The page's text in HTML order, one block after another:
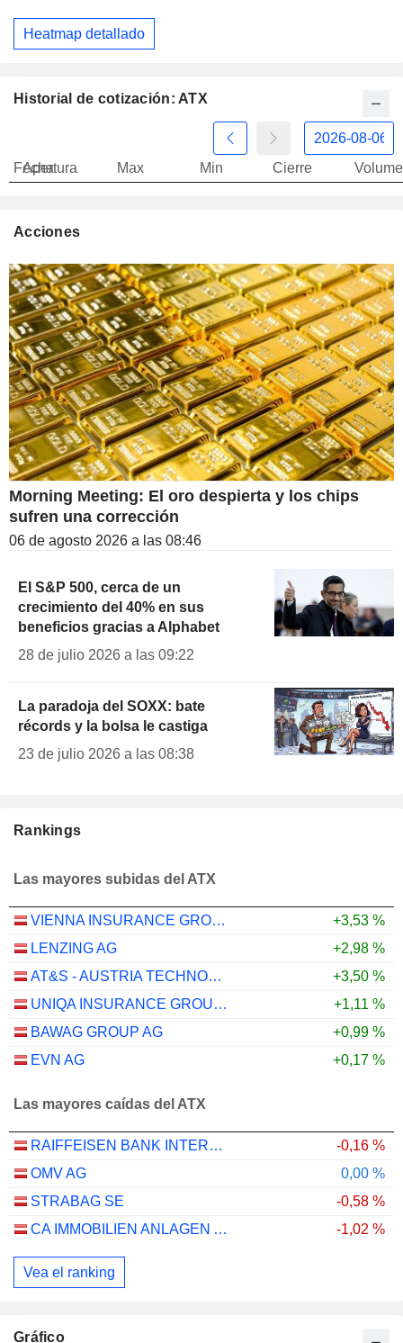
Heatmap detallado
Historial de cotización: ATX
Fecha
Apertura Max Min Cierre
Acciones
Morning Meeting: El oro despierta y los chips
sufren una corrección
06 de agosto 2026 a las 08:46
El S&P 500, cerca de un
crecimiento del 40% en sus
beneficios gracias a Alphabet
28 de julio 2026 a las 09:22
La paradoja del SOXX: bate
récords y la bolsa le castiga
23 de julio 2026 a las 08:38
Rankings
Las mayores subidas del ATX
VIENNA INSURANCE GROUP AG
+3,53 %
LENZING AG
+2,98 %
AT&S - AUSTRIA TECHNOLOGIE & SYSTEMTECHNIK AKTIENGESELLSCHAFT
+3,50 %
UNIQA INSURANCE GROUP AG
+1,11 %
BAWAG GROUP AG
+0,99 %
EVN AG
+0,17 %
Las mayores caídas del ATX
RAIFFEISEN BANK INTERNATIONAL AG
-0,16 %
OMV AG
0,00 %
STRABAG SE
-0,58 %
CA IMMOBILIEN ANLAGEN AG
-1,02 %
Vea el ranking
Gráfico